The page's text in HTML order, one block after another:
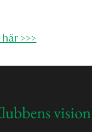
>>>
vision